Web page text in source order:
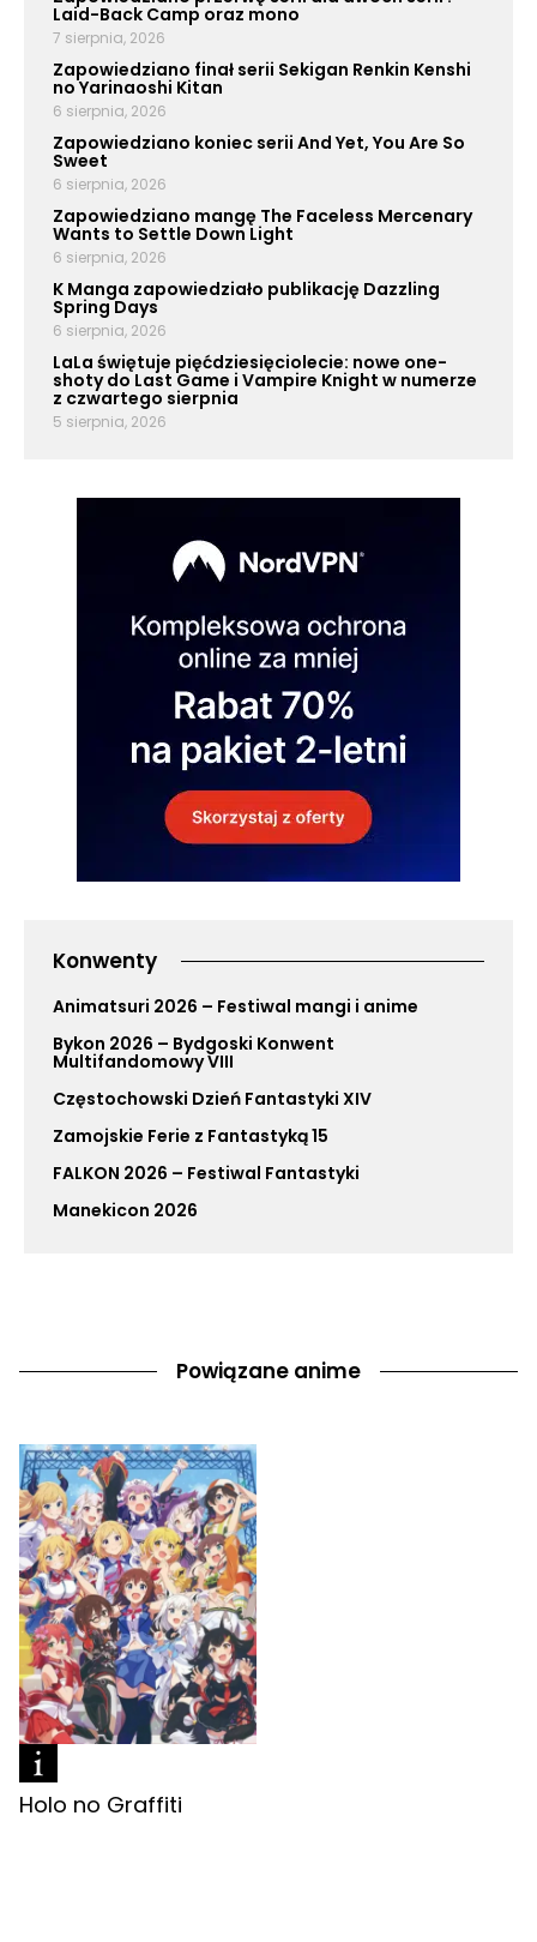
Laid-Back Camp oraz mono
7 sierpnia, 2026
Zapowiedziano finał serii Sekigan Renkin Kenshi
no Yarinaoshi Kitan
6 sierpnia, 2026
Zapowiedziano koniec serii And Yet, You Are So
Sweet
6 sierpnia, 2026
Zapowiedziano mangę The Faceless Mercenary
Wants to Settle Down Light
6 sierpnia, 2026
K Manga zapowiedziało publikację Dazzling
Spring Days
6 sierpnia, 2026
LaLa świętuje pięćdziesięciolecie: nowe one-
shoty do Last Game i Vampire Knight w numerze
z czwartego sierpnia
5 sierpnia, 2026
Konwenty
Animatsuri 2026 – Festiwal mangi i anime
Bykon 2026 – Bydgoski Konwent
Multifandomowy VIII
Częstochowski Dzień Fantastyki XIV
Zamojskie Ferie z Fantastyką 15
FALKON 2026 – Festiwal Fantastyki
Manekicon 2026
Powiązane anime
Holo no Graffiti